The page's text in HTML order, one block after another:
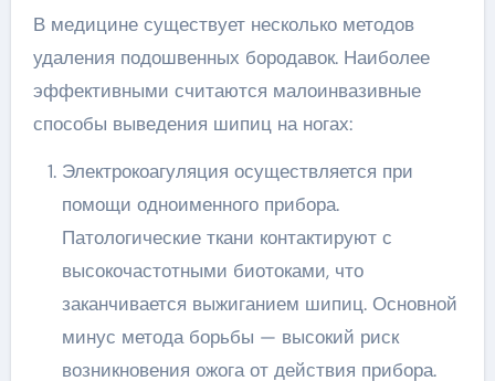
В медицине существует несколько методов
удаления подошвенных бородавок. Наиболее
эффективными считаются малоинвазивные
способы выведения шипиц на ногах:
Электрокоагуляция осуществляется при
помощи одноименного прибора.
Патологические ткани контактируют с
высокочастотными биотоками, что
заканчивается выжиганием шипиц. Основной
минус метода борьбы — высокий риск
возникновения ожога от действия прибора.